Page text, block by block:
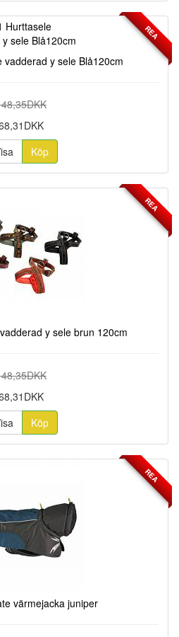
REA
vadderad y sele Blå120cm
Köp
REA
y sele brun 120cm
Köp
REA
värmejacka juniper